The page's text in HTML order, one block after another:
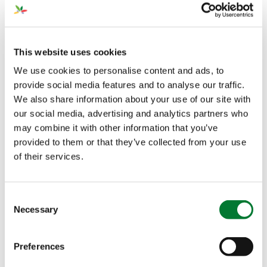
This website uses cookies
We use cookies to personalise content and ads, to
provide social media features and to analyse our traffic.
We also share information about your use of our site with
our social media, advertising and analytics partners who
may combine it with other information that you’ve
provided to them or that they’ve collected from your use
of their services.
Selection
Necessary
Preferences
cultivo tratado con el no tratado. Podemos
observar las diferencias en la densidad del
sistema radicular, la resistencia del tallo, el
tamaño de las hojas y, en última instancia, el
tamaño y la abundancia de la cosecha.